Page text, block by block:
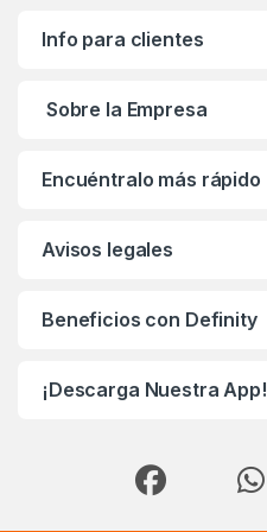
Info para clientes
Sobre la Empresa
Encuéntralo más rápido
Avisos legales
Beneficios con Definity
¡Descarga Nuestra App!